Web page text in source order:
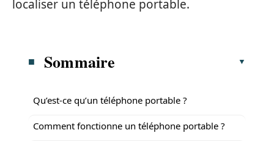
localiser un téléphone portable.
Sommaire
Qu’est-ce qu’un téléphone portable ?
Comment fonctionne un téléphone portable ?